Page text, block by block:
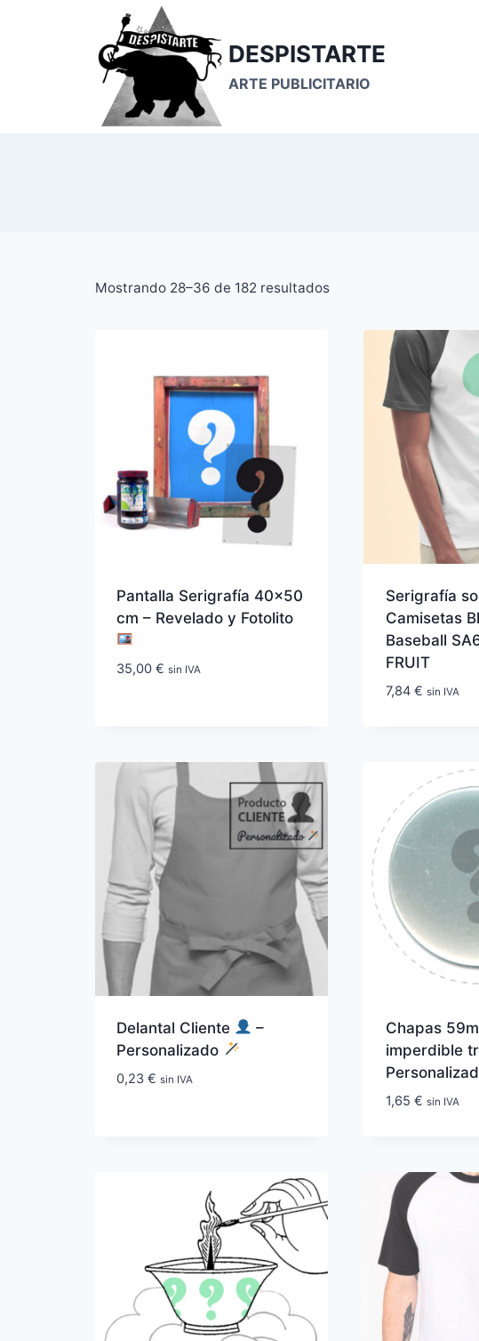
DESPISTARTE
ARTE PUBLICITARIO
Mostrando 28–36 de 182 resultadosOrdenado
popularidad
Pantalla Serigrafía 40×50
cm – Revelado y Fotolito
35,00€ sin IVA
Serigrafía
Camisetas
Baseball
FRUIT
7,84 € sin IVA
Delantal Cliente
–
Personalizado
0,23€ sin IVA
Chapas
imperdible
1,65 € sin IVA